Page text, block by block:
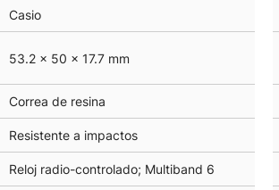
Casio
53.2 × 50 × 17.7 mm
Correa de resina
Resistente a impactos
Reloj radio-controlado; Multiband 6